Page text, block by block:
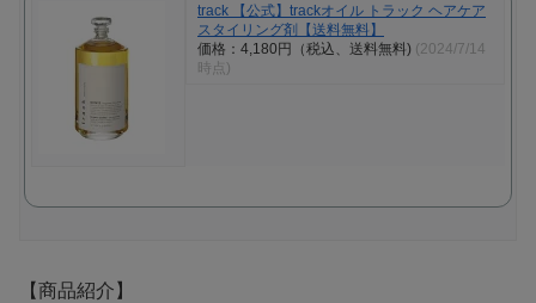
track 【公式】trackオイル トラック ヘアケア
スタイリング剤【送料無料】
価格：4,180円（税込、送料無料) (2024/7/14
時点)
【商品紹介】